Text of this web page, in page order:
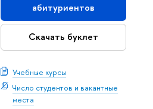
абитуриентов
Скачать буклет
Учебные курсы
Число студентов и вакантные
места